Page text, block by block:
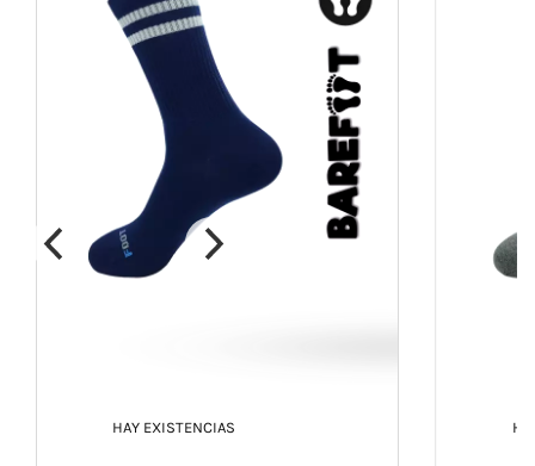
HAY EXISTENCIAS